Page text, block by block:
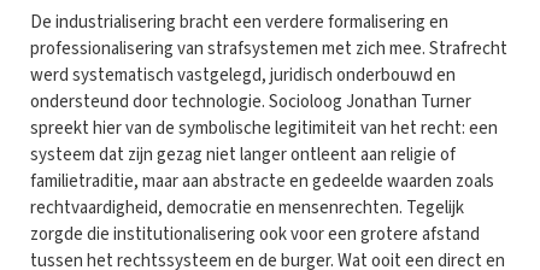
De industrialisering bracht een verdere formalisering en
professionalisering van strafsystemen met zich mee. Strafrecht
werd systematisch vastgelegd, juridisch onderbouwd en
ondersteund door technologie. Socioloog Jonathan Turner
spreekt hier van de symbolische legitimiteit van het recht: een
systeem dat zijn gezag niet langer ontleent aan religie of
familietraditie, maar aan abstracte en gedeelde waarden zoals
rechtvaardigheid, democratie en mensenrechten. Tegelijk
zorgde die institutionalisering ook voor een grotere afstand
tussen het rechtssysteem en de burger. Wat ooit een direct en